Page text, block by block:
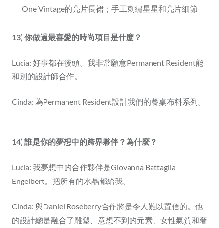
One Vintage的亮片長裙；手工刺繡星星和亮片細節
13) 你做過最喜愛的時尚項目是什麼？
Lucia: 好事都在後頭。我非常願意Permanent Resident能
和別的設計師合作。
Cinda: 為Permanent Resident設計我們的餐桌布料系列。
14) 誰是你的夢想中的跨界夥伴？為什麼？
Lucia: 我夢想中的合作夥伴是Giovanna Battaglia
Engelbert。把所有的水晶都給我。
Cinda: 與Daniel Roseberry合作將是令人難以置信的。他
的設計總是融合了雕塑、意想不到的元素、女性氣質和奢